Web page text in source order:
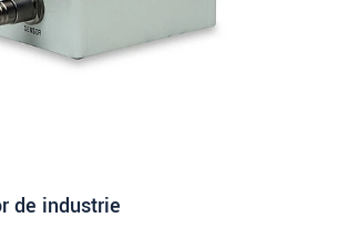
de industrie